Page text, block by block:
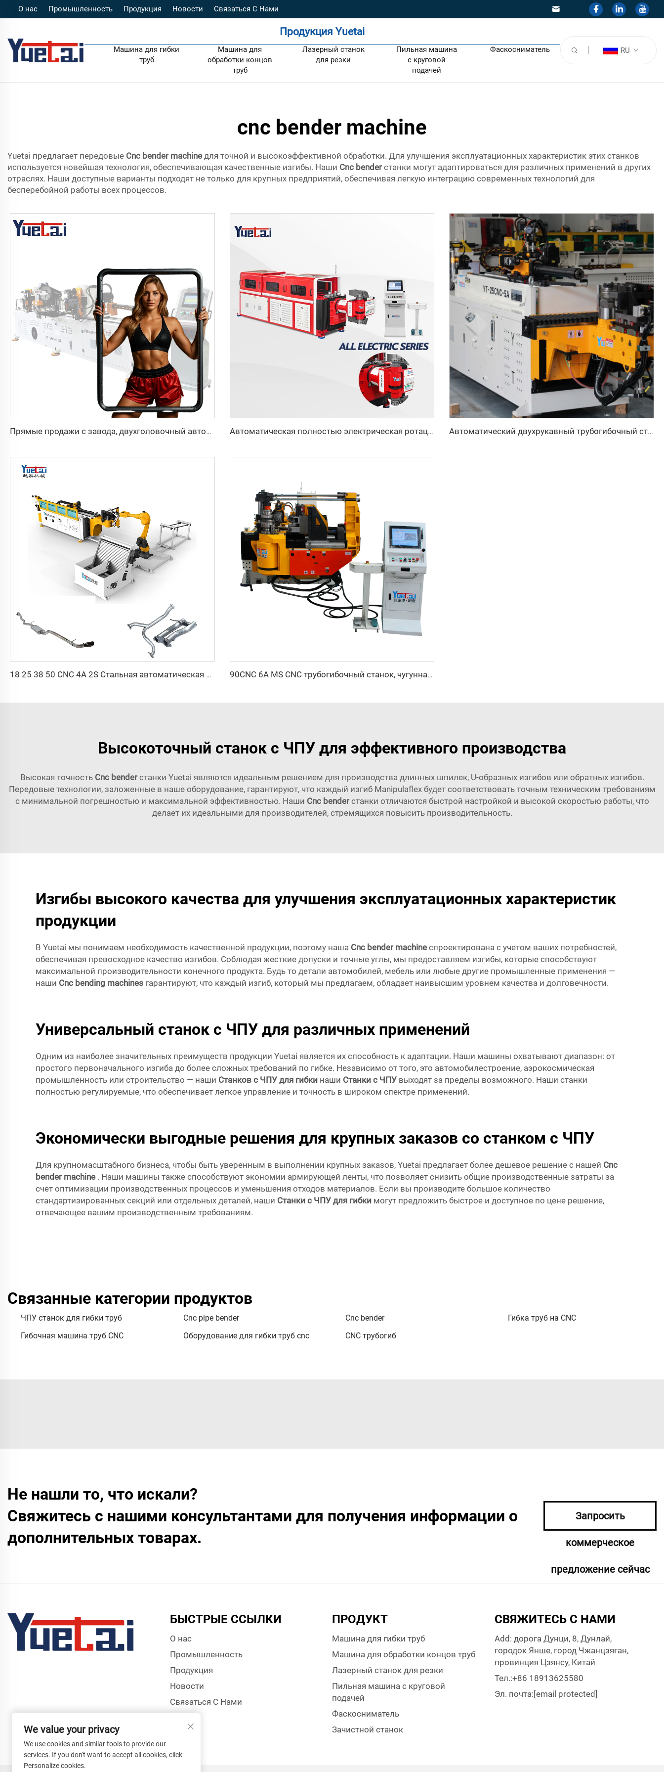
О нас Промышленность Продукция Новости Связаться С Нами
Продукция Yuetai
Машина для гибки
труб
Машина для
обработки концов
труб
Лазерный станок
для резки
Пильная машина
с круговой
подачей
Фаскосниматель RU
cnc bender machine
Yuetai предлагает передовые Cnc bender machine для точной и высокоэффективной обработки. Для улучшения эксплуатационных характеристик этих станков
используется новейшая технология, обеспечивающая качественные изгибы. Наши Cnc benderстанки могут адаптироваться для различных применений в других
отраслях. Наши доступные варианты подходят не только для крупных предприятий, обеспечивая легкую интеграцию современных технологий для
бесперебойной работы всех процессов.
Прямые продажи с завода, двухголовочный автоматический гидравлический трубогибочный станок с ЧПУ, станок для гибки труб из углеродистой стали Автоматическая полностью электрическая ротационная двусторонняя гибочная машина серии CNC для металлических стальных труб, трубогибочные станки Автоматический двухрукавный трубогибочный станок CNC одновременная двухсторонняя система формовки труб для выхлопных систем и перил
18 25 38 50 CNC 4A 2S Стальная автоматическая трубогибочная машина и машины для гибки труб цена с подачей 1 дюйм 2 дюйма 3 дюйма линия 90CNC 6A MS CNC трубогибочный станок, чугунная квадратная трубогибочная машина с двигателем для алюминия и нержавеющей латунной трубы
Высокоточный станок с ЧПУ для эффективного производства
Высокая точность Cnc benderстанки Yuetai являются идеальным решением для производства длинных шпилек, U-образных изгибов или обратных изгибов.
Передовые технологии, заложенные в наше оборудование, гарантируют, что каждый изгиб Manipulaflex будет соответствовать точным техническим требованиям
с минимальной погрешностью и максимальной эффективностью. Наши Cnc benderстанки отличаются быстрой настройкой и высокой скоростью работы, что
делает их идеальными для производителей, стремящихся повысить производительность.
Изгибы высокого качества для улучшения эксплуатационных характеристик
продукции
В Yuetai мы понимаем необходимость качественной продукции, поэтому наша Cnc bender machine спроектирована с учетом ваших потребностей,
обеспечивая превосходное качество изгибов. Соблюдая жесткие допуски и точные углы, мы предоставляем изгибы, которые способствуют
максимальной производительности конечного продукта. Будь то детали автомобилей, мебель или любые другие промышленные применения —
наши Cnc bending machines гарантируют, что каждый изгиб, который мы предлагаем, обладает наивысшим уровнем качества и долговечности.
Универсальный станок с ЧПУ для различных применений
Одним из наиболее значительных преимуществ продукции Yuetai является их способность к адаптации. Наши машины охватывают диапазон: от
простого первоначального изгиба до более сложных требований по гибке. Независимо от того, это автомобилестроение, аэрокосмическая
промышленность или строительство — наши Станков с ЧПУ для гибки наши Станки с ЧПУ выходят за пределы возможного. Наши станки
полностью регулируемые, что обеспечивает легкое управление и точность в широком спектре применений.
Экономически выгодные решения для крупных заказов со станком с ЧПУ
Для крупномасштабного бизнеса, чтобы быть уверенным в выполнении крупных заказов, Yuetai предлагает более дешевое решение с нашей Cnc
bender machine . Наши машины также способствуют экономии армирующей ленты, что позволяет снизить общие производственные затраты за
счет оптимизации производственных процессов и уменьшения отходов материалов. Если вы производите большое количество
стандартизированных секций или отдельных деталей, наши Станки с ЧПУ для гибки могут предложить быстрое и доступное по цене решение,
отвечающее вашим производственным требованиям.
Связанные категории продуктов
ЧПУ станок для гибки труб Cnc pipe bender Cnc bender
Гибка труб на CNC
Гибочная машина труб CNC
Оборудование для гибки труб cnc CNC трубогиб
Не нашли то, что искали?
Свяжитесь с нашими консультантами для получения информации о
дополнительных товарах.
Запросить
коммерческое
предложение сейчас
БЫСТРЫЕ ССЫЛКИ
О нас
Промышленность
Продукция
Новости
Связаться С Нами
ПРОДУКТ
Машина для гибки труб
Машина для обработки концов труб
Лазерный станок для резки
Пильная машина с круговой
подачей
Фаскосниматель
Зачистной станок
СВЯЖИТЕСЬ С НАМИ
Add: дорога Дунци, 8, Дунлай,
городок Янше, город Чжанцзяган,
провинция Цзянсу, Китай
Тел.:+86 18913625580
Эл. почта: [email protected]
We value your privacy
We use cookies and similar tools to provide our
services. If you don't want to accept all cookies, click
Personalize cookies.